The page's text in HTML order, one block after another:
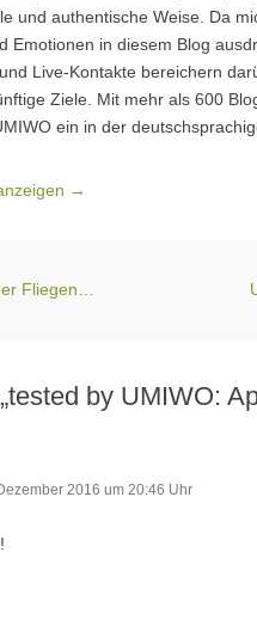
und authentische Weise. Da
Emotionen in diesem Blog
Live-Kontakte bereichern
Ziele. Mit mehr als 600
ein in der
→
Fliegen…
by UMIWO:
2016 um 20:46 Uhr